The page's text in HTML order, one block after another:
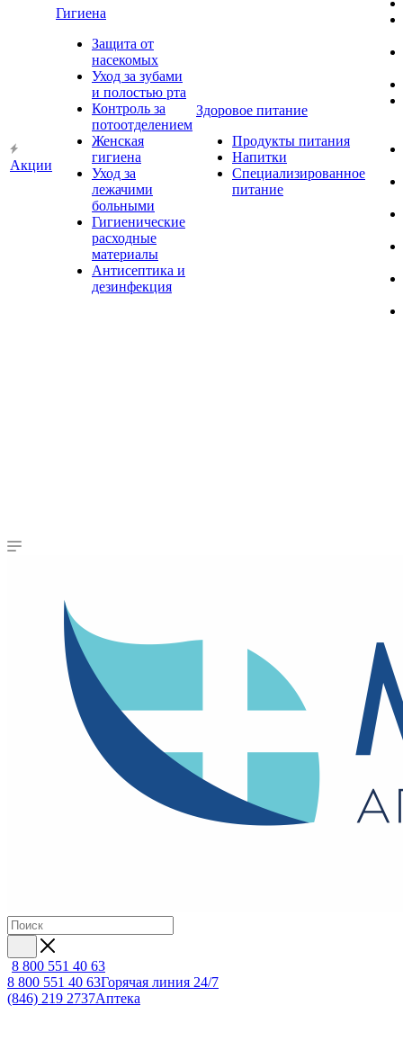
Акции
Гигиена
Защита от
насекомых
Уход за зубами
и полостью рта
Контроль за
потоотделением
Женская
гигиена
Уход за
лежачими
больными
Гигиенические
расходные
материалы
Антисептика и
дезинфекция
Здоровое питание
Продукты питания
Напитки
Специализированное
питание
8 800 551 40 63
8 800 551 40 63Горячая линия 24/7
(846) 219 2737Аптека